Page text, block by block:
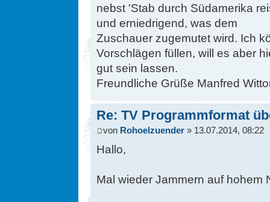
nebst 'Stab durch Südamerika
und erniedrigend, was dem
Zuschauer zugemutet wird. Ich
Vorschlägen füllen, will es aber
gut sein lassen.
Freundliche Grüße Manfred
Re: TV Programmformat
von Rohoelzuender » 13.07.2014, 08:22
Hallo,
Mal wieder Jammern auf hohem